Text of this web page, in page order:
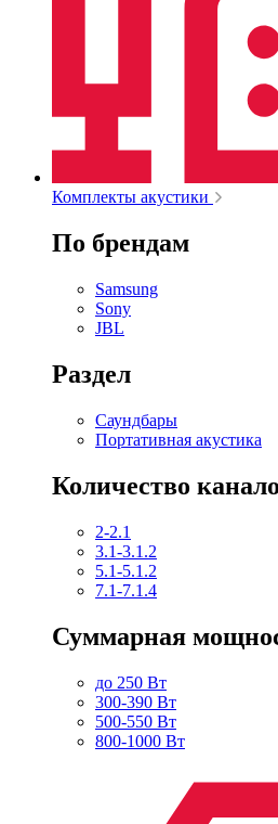
Комплекты акустики
По брендам
Samsung
Sony
JBL
Раздел
Саундбары
Портативная акустика
Количество
2-2.1
3.1-3.1.2
5.1-5.1.2
7.1-7.1.4
Суммарная
до 250 Вт
300-390 Вт
500-550 Вт
800-1000 Вт